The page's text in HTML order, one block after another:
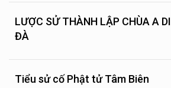
LƯỢC SỬ THÀNH LẬP CHÙA A DI
ĐÀ
Tiểu sử cố Phật tử Tâm Biên